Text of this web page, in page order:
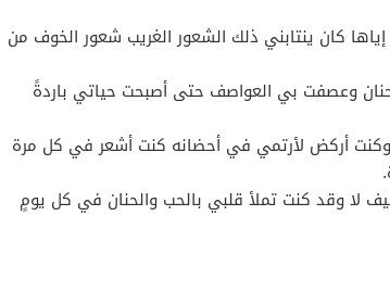
كان ينتابني ذلك الشعور الغريب شعور الخوف من
وعصفت بي العواصف حتى أصبحت حياتي باردةً
أركض لأرتمي في أحضانه كنت أشعر في كل مرة
لا وقد كنت تملأ قلبي بالحب والحنان في كل يومٍ